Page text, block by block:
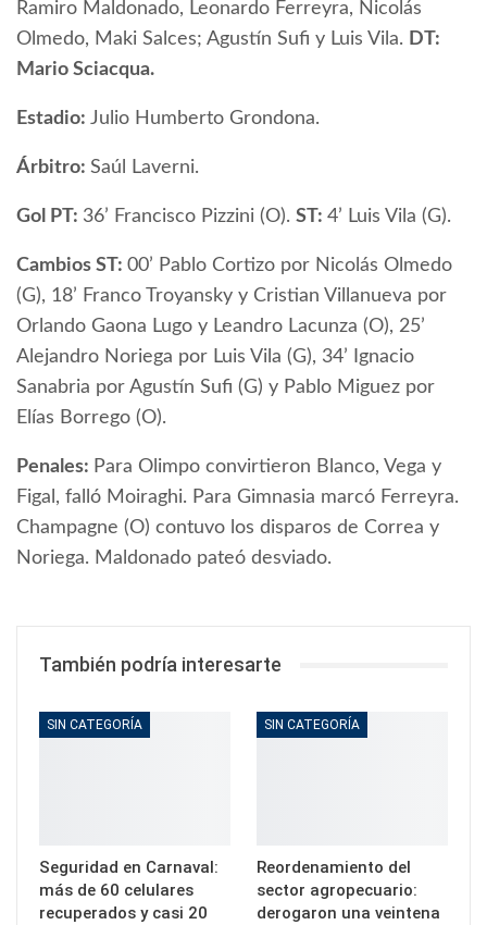
Ramiro Maldonado, Leonardo Ferreyra, Nicolás
Olmedo, Maki Salces; Agustín Sufi y Luis Vila. DT:
Mario Sciacqua.
Estadio: Julio Humberto Grondona.
Árbitro: Saúl Laverni.
Gol PT: 36’ Francisco Pizzini (O). ST: 4’ Luis Vila (G).
Cambios ST: 00’ Pablo Cortizo por Nicolás Olmedo
(G), 18’ Franco Troyansky y Cristian Villanueva por
Orlando Gaona Lugo y Leandro Lacunza (O), 25’
Alejandro Noriega por Luis Vila (G), 34’ Ignacio
Sanabria por Agustín Sufi (G) y Pablo Miguez por
Elías Borrego (O).
Penales: Para Olimpo convirtieron Blanco, Vega y
Figal, falló Moiraghi. Para Gimnasia marcó Ferreyra.
Champagne (O) contuvo los disparos de Correa y
Noriega. Maldonado pateó desviado.
También podría interesarte
SIN CATEGORÍA
Seguridad en Carnaval:
más de 60 celulares
recuperados y casi 20
SIN CATEGORÍA
Reordenamiento del
sector agropecuario:
derogaron una veintena